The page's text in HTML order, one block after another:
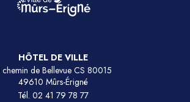
HÔTEL DE VILLE
de Bellevue CS 80015
49610 Mûrs-Érigné
Tél. 02 41 79 78 77